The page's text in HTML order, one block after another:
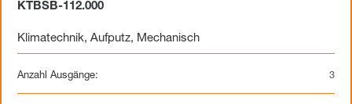
KTBSB-112.000
Klimatechnik, Aufputz, Mechanisch
Anzahl Ausgänge: 3